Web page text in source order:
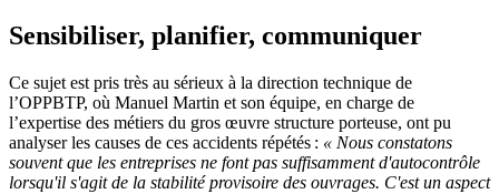
Sensibiliser, planifier, communiquer
Ce sujet est pris très au sérieux à la direction technique de
l’OPPBTP, où Manuel Martin et son équipe, en charge de
l’expertise des métiers du gros œuvre structure porteuse, ont pu
analyser les causes de ces accidents répétés : « Nous constatons
souvent que les entreprises ne font pas suffisamment d'autocontrôle
lorsqu'il s'agit de la stabilité provisoire des ouvrages. C'est un aspect